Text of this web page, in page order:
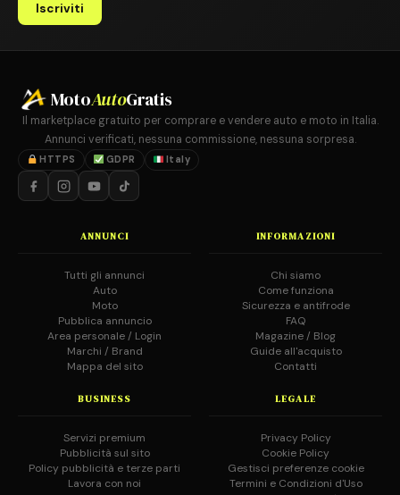
Iscriviti
MotoAutoGratis
Il marketplace gratuito per comprare e vendere auto e moto in Italia.
Annunci verificati, nessuna commissione, nessuna sorpresa.
HTTPS GDPR Italy
ANNUNCI
Tutti gli annunci
Auto
Moto
Pubblica annuncio
Area personale / Login
Marchi / Brand
Mappa del sito
INFORMAZIONI
Chi siamo
Come funziona
Sicurezza e antifrode
FAQ
Magazine / Blog
Guide all'acquisto
Contatti
BUSINESS
Servizi premium
Pubblicità sul sito
Policy pubblicità e terze parti
Lavora con noi
LEGALE
Privacy Policy
Cookie Policy
Gestisci preferenze cookie
Termini e Condizioni d'Uso